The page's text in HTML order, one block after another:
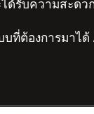
ด้รับความสะดว
ที่ต้องการมาได้